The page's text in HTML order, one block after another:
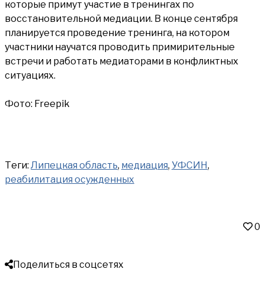
которые примут участие в тренингах по
восстановительной медиации. В конце сентября
планируется проведение тренинга, на котором
участники научатся проводить примирительные
встречи и работать медиаторами в конфликтных
ситуациях.
Фото: Freepik
Теги: Липецкая область, медиация, УФСИН,
реабилитация осужденных
0
Поделиться в соцсетях